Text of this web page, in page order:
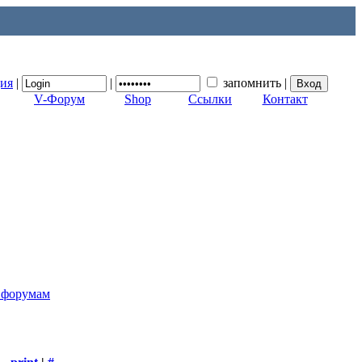
| | запомнить |
V-Форум Shop Ссылки Контакт
форумам